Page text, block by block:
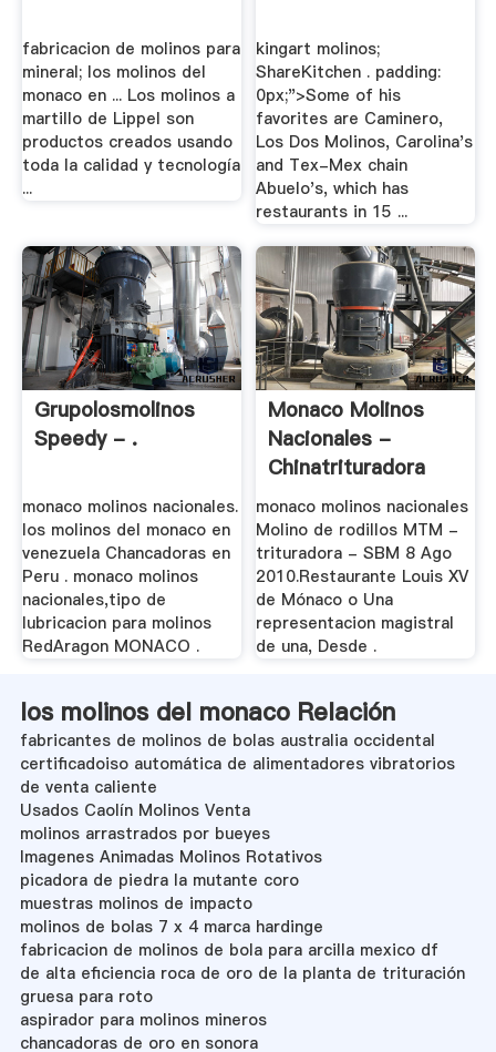
fabricacion de molinos para
mineral; los molinos del
monaco en ... Los molinos a
martillo de Lippel son
productos creados usando
toda la calidad y tecnología
...
kingart molinos;
ShareKitchen . padding:
0px;">Some of his
favorites are Caminero,
Los Dos Molinos, Carolina's
and Tex-Mex chain
Abuelo's, which has
restaurants in 15 ...
Grupolosmolinos
Speedy - .
monaco molinos nacionales.
los molinos del monaco en
venezuela Chancadoras en
Peru . monaco molinos
nacionales,tipo de
lubricacion para molinos
RedAragon MONACO .
Monaco Molinos
Nacionales -
Chinatrituradora
monaco molinos nacionales
Molino de rodillos MTM -
trituradora - SBM 8 Ago
2010.Restaurante Louis XV
de Mónaco o Una
representacion magistral
de una, Desde .
los molinos del monaco Relación
fabricantes de molinos de bolas australia occidental
certificadoiso automática de alimentadores vibratorios
de venta caliente
Usados ​​Caolín Molinos Venta
molinos arrastrados por bueyes
Imagenes Animadas Molinos Rotativos
picadora de piedra la mutante coro
muestras molinos de impacto
molinos de bolas 7 x 4 marca hardinge
fabricacion de molinos de bola para arcilla mexico df
de alta eficiencia roca de oro de la planta de trituración
gruesa para roto
aspirador para molinos mineros
chancadoras de oro en sonora